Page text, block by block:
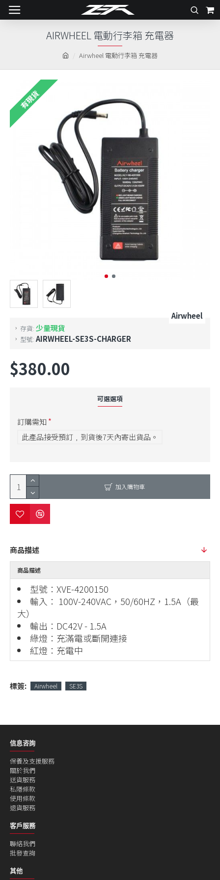
Airwheel 電動行李箱 充電器
AIRWHEEL 電動行李箱 充電器
有現貨
存貨: 少量現貨
型號: AIRWHEEL-SE3S-CHARGER
Airwheel
$380.00
可選選項
訂購需知
此產品接受預訂﹐到貨後7天內寄出貨品。
加入購物車
商品描述
商品描述
型號：XVE-4200150
輸入： 100V-240VAC，50/60HZ，1.5A（最
大）
輸出：DC42V - 1.5A
綠燈：充滿電或斷開連接
紅燈：充電中
標簽: Airwheel SE3S
信息咨詢
保養及支援服務
關於我們
送貨服務
私隱條款
使用條款
退貨服務
客戶服務
聯絡我們
批發查詢
其他